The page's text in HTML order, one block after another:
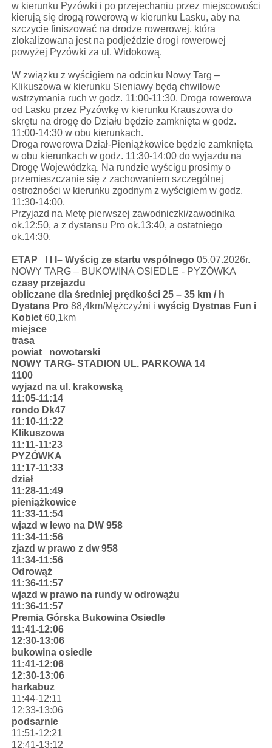
w kierunku Pyzówki i po przejechaniu przez miejscowości
kierują się drogą rowerową w kierunku Lasku, aby na
szczycie finiszować na drodze rowerowej, która
zlokalizowana jest na podjeździe drogi rowerowej
powyżej Pyzówki za ul. Widokową.
W związku z wyścigiem na odcinku Nowy Targ –
Klikuszowa w kierunku Sieniawy będą chwilowe
wstrzymania ruch w godz. 11:00-11:30. Droga rowerowa
od Lasku przez Pyzówkę w kierunku Krauszowa do
skrętu na drogę do Działu będzie zamknięta w godz.
11:00-14:30 w obu kierunkach.
Droga rowerowa Dział-Pieniążkowice będzie zamknięta
w obu kierunkach w godz. 11:30-14:00 do wyjazdu na
Drogę Wojewódzką. Na rundzie wyścigu prosimy o
przemieszczanie się z zachowaniem szczególnej
ostrożności w kierunku zgodnym z wyścigiem w godz.
11:30-14:00.
Przyjazd na Metę pierwszej zawodniczki/zawodnika
ok.12:50, a z dystansu Pro ok.13:40, a ostatniego
ok.14:30.
ETAP I I I– Wyścig ze startu wspólnego 05.07.2026r.
NOWY TARG – BUKOWINA OSIEDLE - PYZÓWKA
czasy przejazdu
obliczane dla średniej prędkości 25 – 35 km / h
Dystans Pro 88,4km/Mężczyźni i wyścig Dystnas Fun i
Kobiet 60,1km
miejsce
trasa
powiat nowotarski
NOWY TARG- STADION UL. PARKOWA 14
1100
wyjazd na ul. krakowską
11:05-11:14
rondo Dk47
11:10-11:22
Klikuszowa
11:11-11:23
PYZÓWKA
11:17-11:33
dział
11:28-11:49
pieniążkowice
11:33-11:54
wjazd w lewo na DW 958
11:34-11:56
zjazd w prawo z dw 958
11:34-11:56
Odrowąż
11:36-11:57
wjazd w prawo na rundy w odrowążu
11:36-11:57
Premia Górska Bukowina Osiedle
11:41-12:06
12:30-13:06
bukowina osiedle
11:41-12:06
12:30-13:06
harkabuz
11:44-12:11
12:33-13:06
podsarnie
11:51-12:21
12:41-13:12